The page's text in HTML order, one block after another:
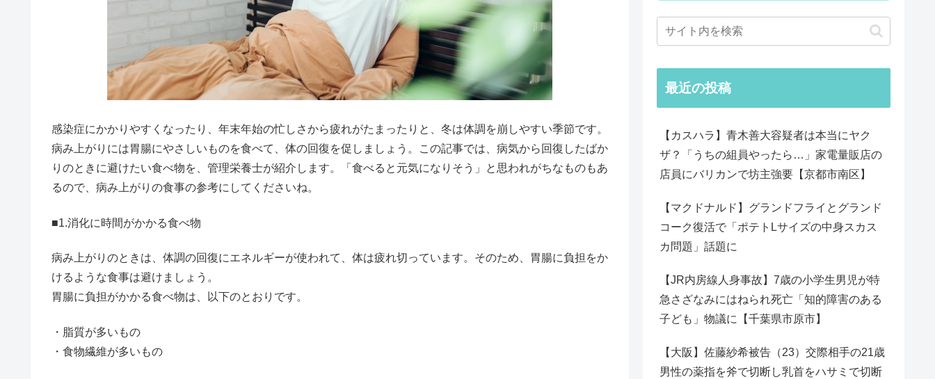
感染症にかかりやすくなったり、年末年始の忙しさから疲れがたまったりと、冬は体調を崩しやすい季節です。
病み上がりには胃腸にやさしいものを食べて、体の回復を促しましょう。この記事では、病気から回復したばか
りのときに避けたい食べ物を、管理栄養士が紹介します。「食べると元気になりそう」と思われがちなものもあ
るので、病み上がりの食事の参考にしてくださいね。
■1.消化に時間がかかる食べ物
病み上がりのときは、体調の回復にエネルギーが使われて、体は疲れ切っています。そのため、胃腸に負担をか
けるような食事は避けましょう。
胃腸に負担がかかる食べ物は、以下のとおりです。
・脂質が多いもの
・食物繊維が多いもの
最近の投稿
【カスハラ】青木善大容疑者は本当にヤク
ザ？「うちの組員やったら…」家電量販店の
店員にバリカンで坊主強要【京都市南区】
【マクドナルド】グランドフライとグランド
コーク復活で「ポテトLサイズの中身スカス
カ問題」話題に
【JR内房線人身事故】7歳の小学生男児が特
急さざなみにはねられ死亡「知的障害のある
子ども」物議に【千葉県市原市】
【大阪】佐藤紗希被告（23）交際相手の21歳
男性の薬指を斧で切断し乳首をハサミで切断